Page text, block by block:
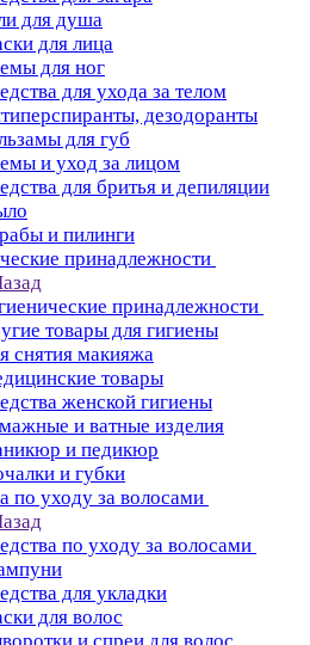
для душа
для лица
для ног
для ухода за телом
дезодоранты
для губ
и уход за лицом
для бритья и депиляции
и пилинги
принадлежности
принадлежности
товары для гигиены
снятия макияжа
товары
женской гигиены
и ватные изделия
и педикюр
и губки
по уходу за волосами
по уходу за волосами
для укладки
для волос